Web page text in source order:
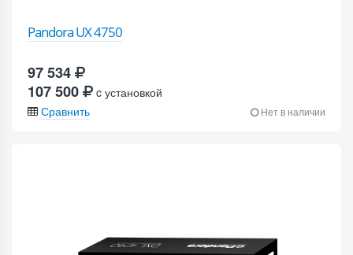
Pandora UX 4750
97 534
107 500
c установкой
Сравнить
Нет в наличии